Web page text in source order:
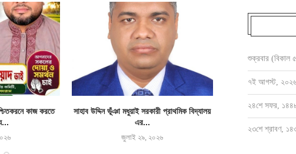
কাজ করতে
সাহাব উদ্দিন ভূঁঞা মধুয়াই সরকারী প্রাথমিক বিদ্যালয়
এর...
জুলাই ২৯, ২০২৬
সেবক হয়ে ৫নং
শুক্রবার (বিকাল
৭ই আগস্ট, ২০২৬
২৪শে সফর,
২৩শে শ্রাবণ,